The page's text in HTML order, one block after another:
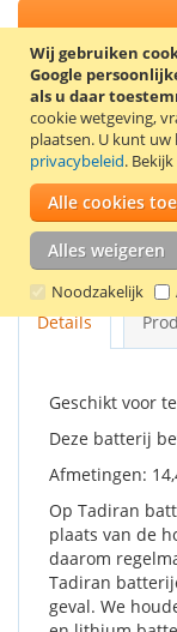
Wij gebruiken
Google
als u daar
cookie wetgeving,
plaatsen. U kunt uw
privacybeleid.
Alle cookies
Alles weigeren
Noodzakelijk
Tadiran batterij
grootte van een
Details
Geschikt voor
Deze batterij
Afmetingen:
Op Tadiran
plaats van de
daarom
Tadiran
geval. We